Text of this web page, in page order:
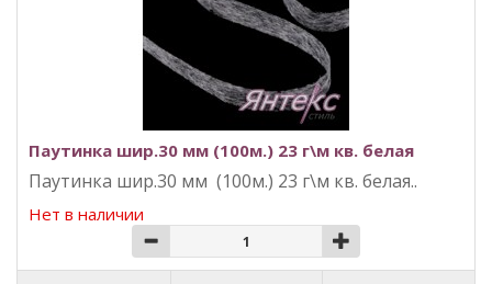
Паутинка шир.30 мм (100м.) 23 г\м кв. белая
Паутинка шир.30 мм (100м.) 23 г\м кв. белая..
Нет в наличии